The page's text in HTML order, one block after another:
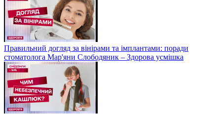
Правильний догляд за вінірами та імплантами: поради
стоматолога Мар'яни Слободяник – Здорова усмішка